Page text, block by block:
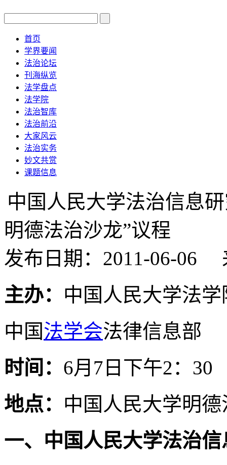
首页
学界要闻
法治论坛
刊海纵览
法学盘点
法学院
法治智库
法治前沿
大家风云
法治实务
妙文共赏
课题信息
中国人民大学法治信息
明德法治沙龙”议程
发布日期：2011-06-
主办： 中国人民大学法学
中国法学会法律信息部
时间： 6月7日下午2：30
地点： 中国人民大学明
一、中国人民大学法治